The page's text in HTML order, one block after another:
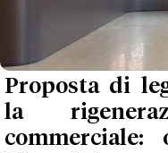
Proposta di
la